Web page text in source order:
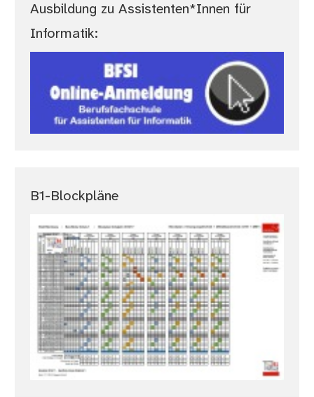
Ausbildung zu Assistenten*Innen für
Informatik:
B1-Blockpläne